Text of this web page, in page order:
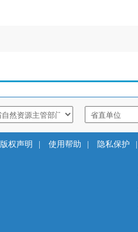
版权声明 使用帮助 隐私保护